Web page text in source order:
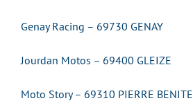
Genay Racing – 69730 GENAY
Jourdan Motos – 69400 GLEIZE
Moto Story – 69310 PIERRE BENITE